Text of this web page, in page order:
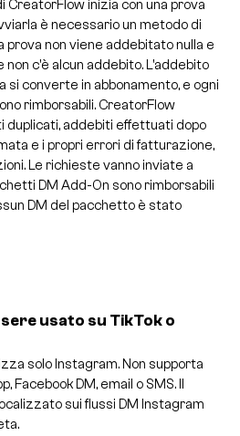
CreatorFlow inizia con una prova
è necessario un metodo di
prova non viene addebitato nulla e
non c'è alcun addebito. L'addebito
si converte in abbonamento, e ogni
rimborsabili. CreatorFlow
duplicati, addebiti effettuati dopo
e i propri errori di fatturazione,
Le richieste vanno inviate a
DM Add-On sono rimborsabili
DM del pacchetto è stato
usato su TikTok o
solo Instagram. Non supporta
Facebook DM, email o SMS. Il
sui flussi DM Instagram